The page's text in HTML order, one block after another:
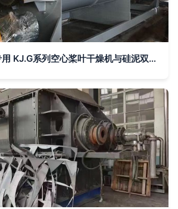
碳化硅微粉烘干专用 KJ.G系列空心桨叶干燥机与硅泥双浆叶干化烘干机技术解析